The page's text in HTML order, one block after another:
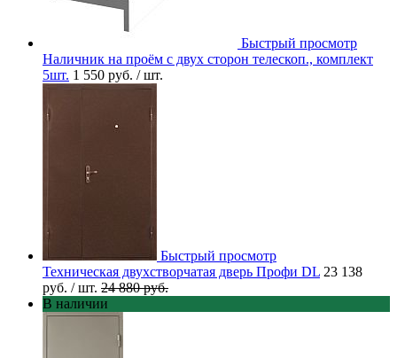
Быстрый просмотр
Наличник на проём с двух сторон телескоп., комплект
5шт. 1 550 руб. / шт.
Быстрый просмотр
Техническая двухстворчатая дверь Профи DL 23 138
руб. / шт. 24 880 руб.
В наличии